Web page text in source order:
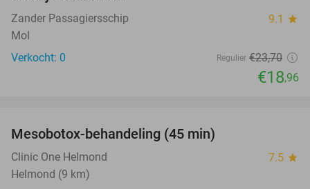
Zander Passagiersschip 9.1 star
Mol
Verkocht: 0
Regulier €23,70
€18,96
TODAY
Mesobotox-behandeling (45 min)
Clinic One Helmond 7.5 star
Helmond (9 km)